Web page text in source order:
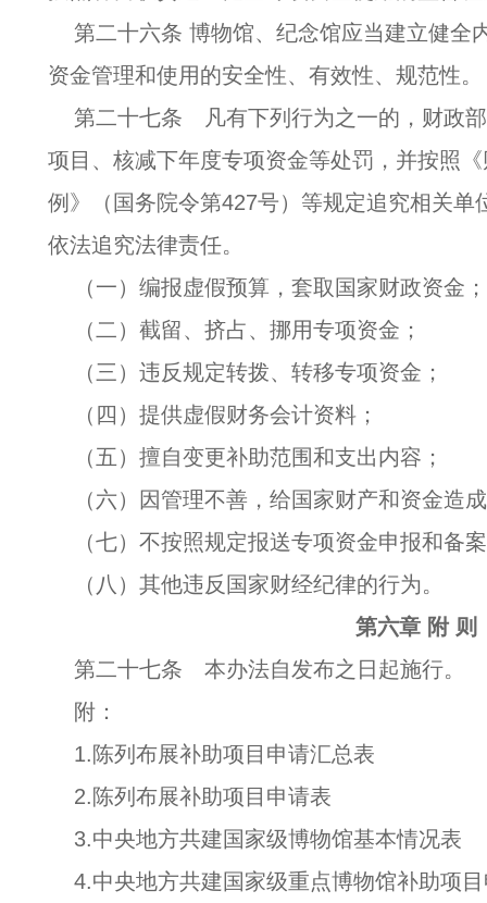
第二十六条 博物馆、纪念馆应当建立健全
资金管理和使用的安全性、有效性、规范性。
第二十七条 凡有下列行为之一的，财政
项目、核减下年度专项资金等处罚，并按照
例》（国务院令第427号）等规定追究相关单
依法追究法律责任。
（一）编报虚假预算，套取国家财政资金；
（二）截留、挤占、挪用专项资金；
（三）违反规定转拨、转移专项资金；
（四）提供虚假财务会计资料；
（五）擅自变更补助范围和支出内容；
（六）因管理不善，给国家财产和资金造
（七）不按照规定报送专项资金申报和备
（八）其他违反国家财经纪律的行为。
第六章 附 则
第二十七条 本办法自发布之日起施行。
附：
1.陈列布展补助项目申请汇总表
2.陈列布展补助项目申请表
3.中央地方共建国家级博物馆基本情况表
4.中央地方共建国家级重点博物馆补助项